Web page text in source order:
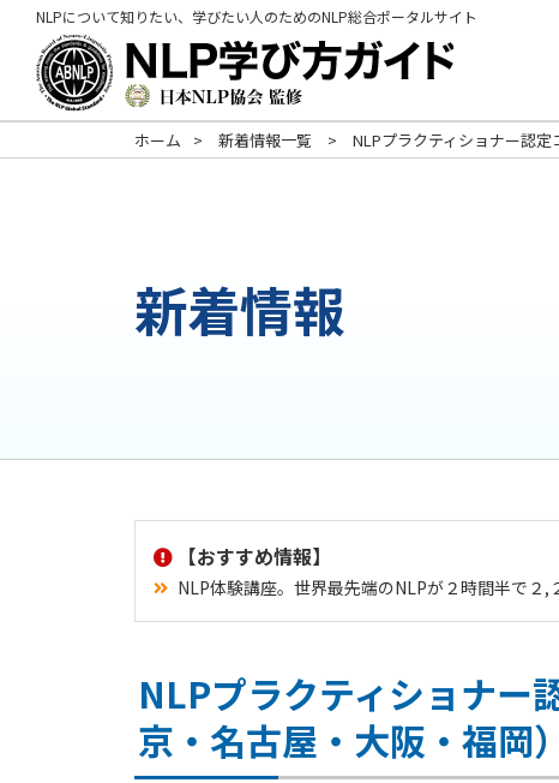
NLPについて知りたい、学びたい人のためのNLP総合ポータルサイト
ホーム 新着情報一覧 NLPプラクティショナー認定
新着情報
【おすすめ情報】
NLP体験講座。世界最先端のNLPが２時間半で２
NLPプラクティショナー
京・名古屋・大阪・福岡）